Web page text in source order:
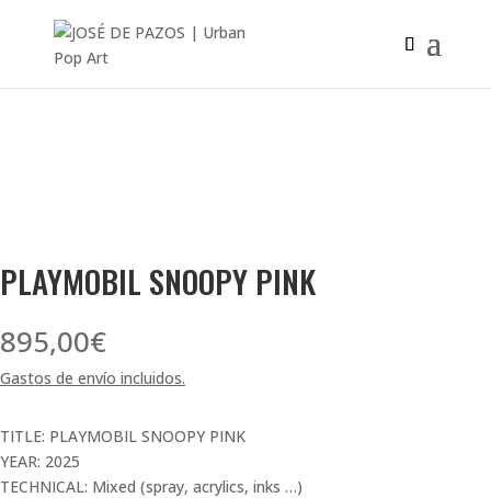
PLAYMOBIL SNOOPY PINK
895,00€
Gastos de envío incluidos.
TITLE: PLAYMOBIL SNOOPY PINK
YEAR: 2025
TECHNICAL: Mixed (spray, acrylics, inks …)